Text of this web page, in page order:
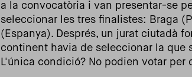
a la convocatòria i van presentar-se
seleccionar les tres finalistes: Braga
(Espanya). Després, un jurat ciutadà
continent havia de seleccionar la que
L'única condició? No podien votar per